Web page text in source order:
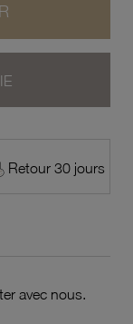
Retour 30 jours
avec nous.